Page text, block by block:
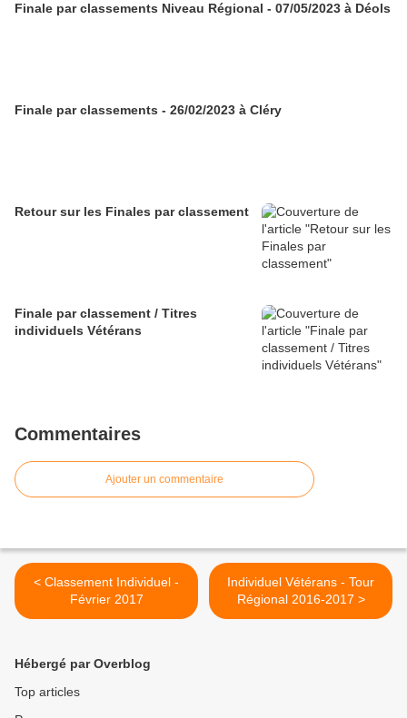
Finale par classements Niveau Régional - 07/05/2023 à Déols
Finale par classements - 26/02/2023 à Cléry
Retour sur les Finales par classement
Finale par classement / Titres
individuels Vétérans
Commentaires
Ajouter un commentaire
< Classement Individuel -
Février 2017
Individuel Vétérans - Tour
Régional 2016-2017 >
Hébergé par Overblog
Top articles